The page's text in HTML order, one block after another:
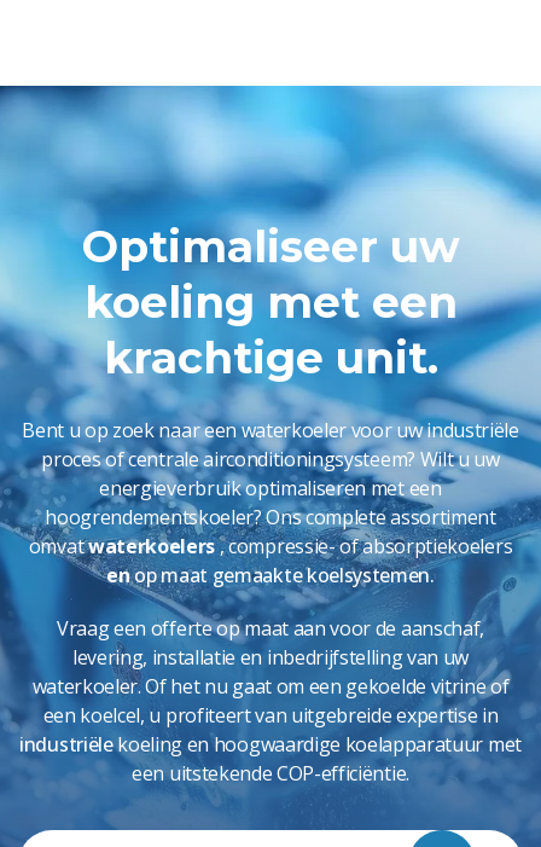
Optimaliseer uw
koeling met een
krachtige unit.
Bent u op zoek naar een waterkoeler voor uw industriële
proces of centrale airconditioningsysteem? Wilt u uw
energieverbruik optimaliseren met een
hoogrendementskoeler? Ons complete assortiment
omvatwaterkoelers,compressie- of absorptiekoelers
enop maat gemaakte koelsystemen.
Vraag een offerte op maat aan voor de aanschaf,
levering, installatie en inbedrijfstelling van uw
waterkoeler. Of het nu gaat om een gekoelde vitrineof
een koelcel, u profiteert van uitgebreide expertise in
industriëlekoelingen hoogwaardige koelapparatuur met
een uitstekende COP-efficiëntie.